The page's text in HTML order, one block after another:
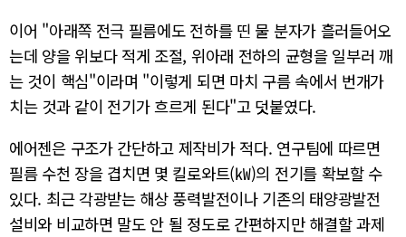
이어 "아래쪽 전극 필름에도 전하를 띤 물 분자가 흘러들어오
는데 양을 위보다 적게 조절, 위아래 전하의 균형을 일부러 깨
는 것이 핵심"이라며 "이렇게 되면 마치 구름 속에서 번개가
치는 것과 같이 전기가 흐르게 된다"고 덧붙였다.
에어젠은 구조가 간단하고 제작비가 적다. 연구팀에 따르면
필름 수천 장을 겹치면 몇 킬로와트(㎾)의 전기를 확보할 수
있다. 최근 각광받는 해상 풍력발전이나 기존의 태양광발전
설비와 비교하면 말도 안 될 정도로 간편하지만 해결할 과제